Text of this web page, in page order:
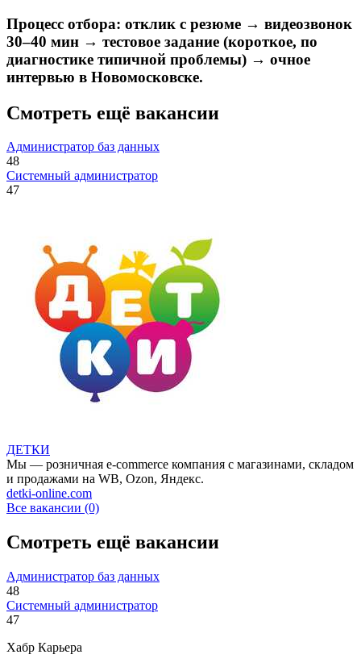
Процесс отбора: отклик с резюме → видеозвонок
30–40 мин → тестовое задание (короткое, по
диагностике типичной проблемы) → очное
интервью в Новомосковске.
Смотреть ещё вакансии
Администратор баз данных
48
Системный администратор
47
ДЕТКИ
Мы — розничная e-commerce компания с магазинами, складом
и продажами на WB, Ozon, Яндекс.
detki-online.com
Все вакансии (0)
Смотреть ещё вакансии
Администратор баз данных
48
Системный администратор
47
Хабр Карьера